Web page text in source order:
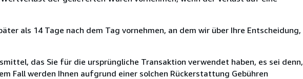
als 14 Tage nach dem Tag vornehmen, an dem wir über Ihre Entscheidung,
das Sie für die ursprüngliche Transaktion verwendet haben, es sei denn,
Fall werden Ihnen aufgrund einer solchen Rückerstattung Gebühren